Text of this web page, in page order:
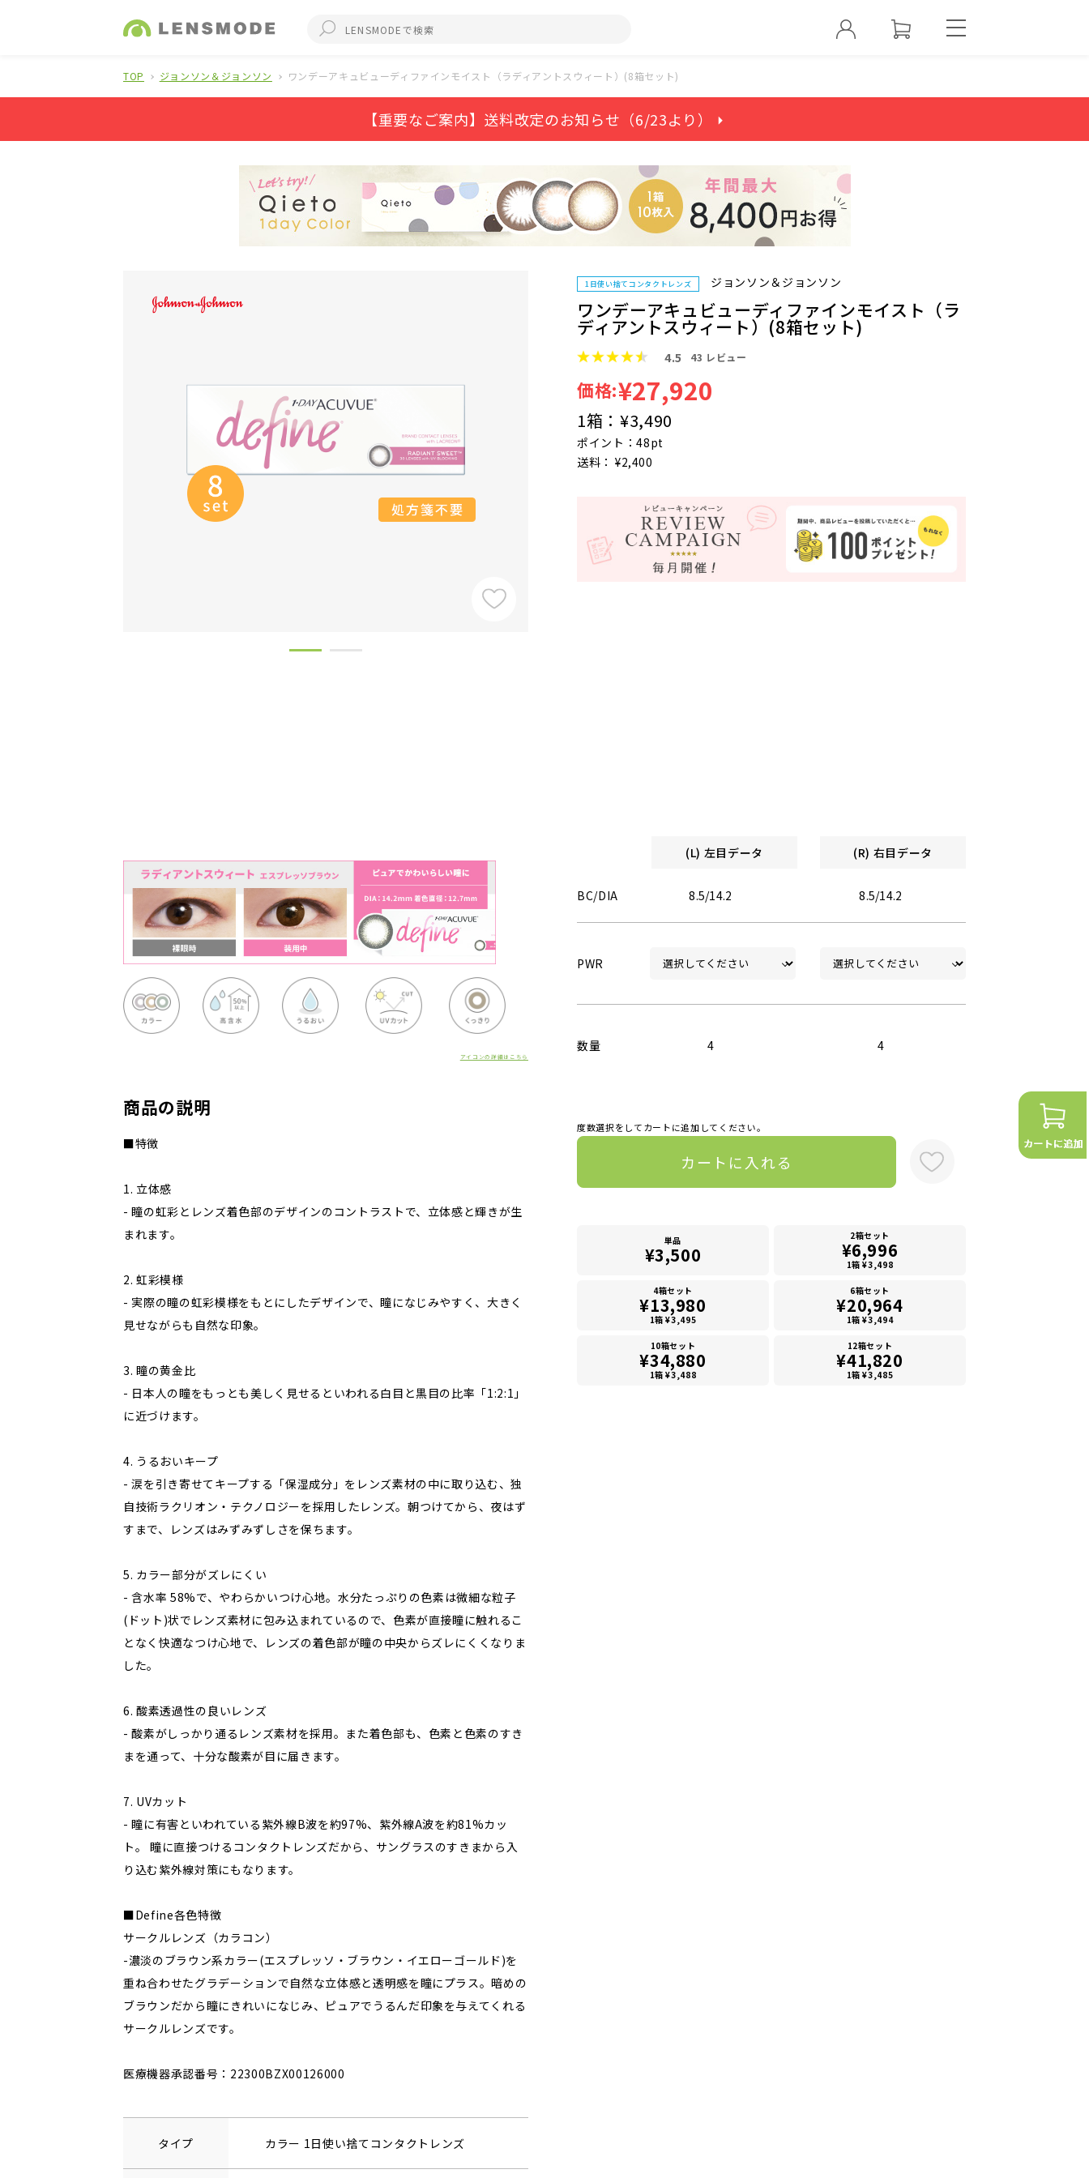
TOP ジョンソン＆ジョンソン ワンデーアキュビューディファインモイスト（ラディアントスウィート）(8箱セット)
【重要なご案内】送料改定のお知らせ（6/23より） ⏵
アイコンの詳細はこちら
商品の説明
■特徴
1. 立体感
- 瞳の虹彩とレンズ着色部のデザインのコントラストで、立体感と輝きが生
まれます。
2. 虹彩模様
- 実際の瞳の虹彩模様をもとにしたデザインで、瞳になじみやすく、大きく
見せながらも自然な印象。
3. 瞳の黄金比
- 日本人の瞳をもっとも美しく見せるといわれる白目と黒目の比率「1:2:1」
に近づけます。
4. うるおいキープ
- 涙を引き寄せてキープする「保湿成分」をレンズ素材の中に取り込む、独
自技術ラクリオン・テクノロジーを採用したレンズ。朝つけてから、夜はず
すまで、レンズはみずみずしさを保ちます。
5. カラー部分がズレにくい
- 含水率 58%で、やわらかいつけ心地。水分たっぷりの色素は微細な粒子
(ドット)状でレンズ素材に包み込まれているので、色素が直接瞳に触れるこ
となく快適なつけ心地で、レンズの着色部が瞳の中央からズレにくくなりま
した。
6. 酸素透過性の良いレンズ
- 酸素がしっかり通るレンズ素材を採用。また着色部も、色素と色素のすき
まを通って、十分な酸素が目に届きます。
7. UVカット
- 瞳に有害といわれている紫外線B波を約97%、紫外線A波を約81%カッ
ト。 瞳に直接つけるコンタクトレンズだから、サングラスのすきまから入
り込む紫外線対策にもなります。
■Define各色特徴
サークルレンズ（カラコン）
-濃淡のブラウン系カラー(エスプレッソ・ブラウン・イエローゴールド)を
重ね合わせたグラデーションで自然な立体感と透明感を瞳にプラス。暗めの
ブラウンだから瞳にきれいになじみ、ピュアでうるんだ印象を与えてくれる
サークルレンズです。
医療機器承認番号：22300BZX00126000
タイプ カラー 1日使い捨てコンタクトレンズ
1日使い捨てコンタクトレンズ ジョンソン＆ジョンソン
ワンデーアキュビューディファインモイスト（ラ
ディアントスウィート）(8箱セット)
4.5 43 レビュー
価格:¥27,920
1箱： ¥3,490
ポイント：48pt
送料： ¥2,400
(L) 左目データ (R) 右目データ
BC/DIA 8.5/14.2 8.5/14.2
PWR
数量 4 4
度数選択をしてカートに追加してください。
カートに入れる
単品
¥3,500
2箱セット
¥6,996
1箱 ¥3,498
4箱セット
¥13,980
1箱 ¥3,495
6箱セット
¥20,964
1箱 ¥3,494
10箱セット
¥34,880
1箱 ¥3,488
12箱セット
¥41,820
1箱 ¥3,485